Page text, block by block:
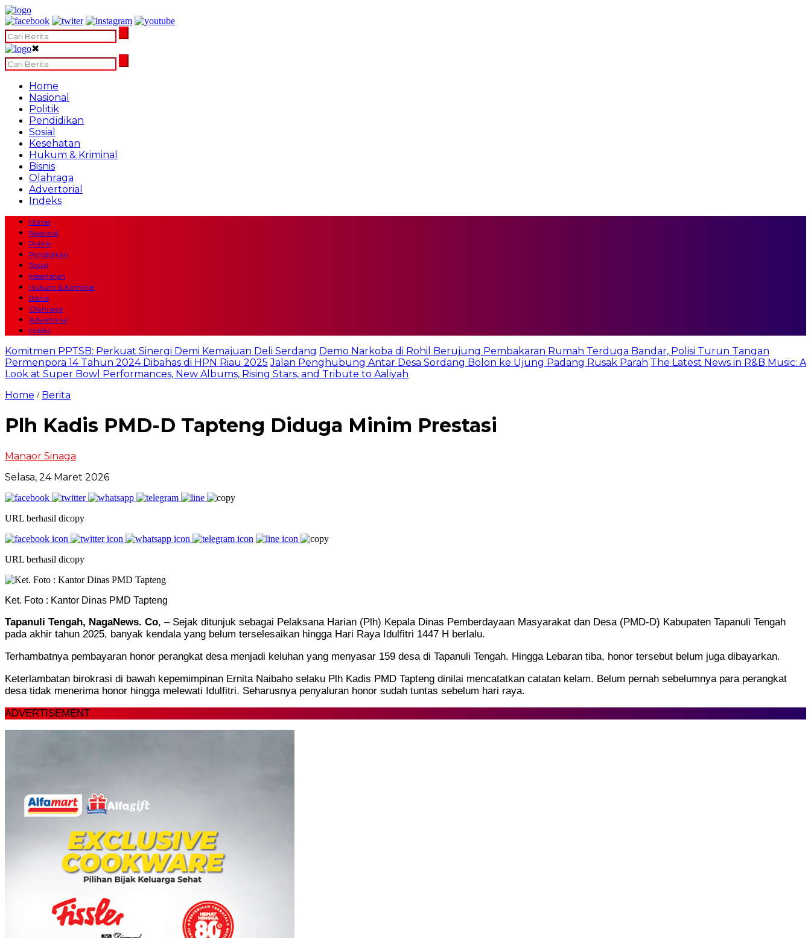
✖
Home
Nasional
Politik
Pendidikan
Sosial
Kesehatan
Hukum & Kriminal
Bisnis
Olahraga
Advertorial
Indeks
Home
Nasional
Politik
Pendidikan
Sosial
Kesehatan
Hukum & Kriminal
Bisnis
Olahraga
Advertorial
Indeks
Komitmen PPTSB: Perkuat Sinergi Demi Kemajuan Deli Serdang Demo Narkoba di Rohil Berujung Pembakaran Rumah Terduga Bandar, Polisi Turun Tangan
Permenpora 14 Tahun 2024 Dibahas di HPN Riau 2025 Jalan Penghubung Antar Desa Sordang Bolon ke Ujung Padang Rusak Parah The Latest News in R&B Music: A
Look at Super Bowl Performances, New Albums, Rising Stars, and Tribute to Aaliyah
Home / Berita
Plh Kadis PMD-D Tapteng Diduga Minim Prestasi
Manaor Sinaga
Selasa, 24 Maret 2026
URL berhasil dicopy
URL berhasil dicopy
Ket. Foto : Kantor Dinas PMD Tapteng
Tapanuli Tengah, NagaNews. Co, – Sejak ditunjuk sebagai Pelaksana Harian (Plh) Kepala Dinas Pemberdayaan Masyarakat dan Desa (PMD-D) Kabupaten Tapanuli Tengah
pada akhir tahun 2025, banyak kendala yang belum terselesaikan hingga Hari Raya Idulfitri 1447 H berlalu.
Terhambatnya pembayaran honor perangkat desa menjadi keluhan yang menyasar 159 desa di Tapanuli Tengah. Hingga Lebaran tiba, honor tersebut belum juga dibayarkan.
Keterlambatan birokrasi di bawah kepemimpinan Ernita Naibaho selaku Plh Kadis PMD Tapteng dinilai mencatatkan catatan kelam. Belum pernah sebelumnya para perangkat
desa tidak menerima honor hingga melewati Idulfitri. Seharusnya penyaluran honor sudah tuntas sebelum hari raya.
ADVERTISEMENT